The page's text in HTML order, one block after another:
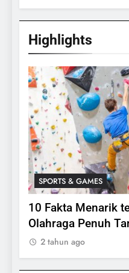
Highlights
SPORTS & GAMES
10 Fakta Menarik
Olahraga Penuh
2 tahun ago